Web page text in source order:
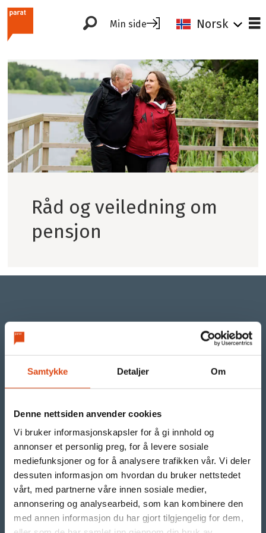
Samtykke Detaljer Om
Denne nettsiden anvender cookies
Vi bruker informasjonskapsler for å gi innhold og
annonser et personlig preg, for å levere sosiale
mediefunksjoner og for å analysere trafikken vår. Vi deler
dessuten informasjon om hvordan du bruker nettstedet
vårt, med partnerne våre innen sosiale medier,
annonsering og analysearbeid, som kan kombinere den
med annen informasjon du har gjort tilgjengelig for dem,
Min side Norsk
Tag:
og
veiledning
pensjon
Råd og veiledning om
pensjon
©Parat
- din arbeidstakerorganisasjon i YS
Org.nr. 971 480 270
For arbeidsgivere -
registrere trekklister